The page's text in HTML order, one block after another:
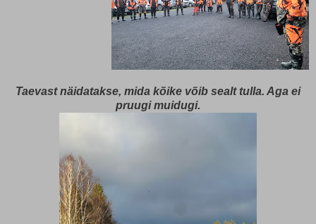
Taevast näidatakse, mida kõike võib sealt tulla. Aga ei
pruugi muidugi.